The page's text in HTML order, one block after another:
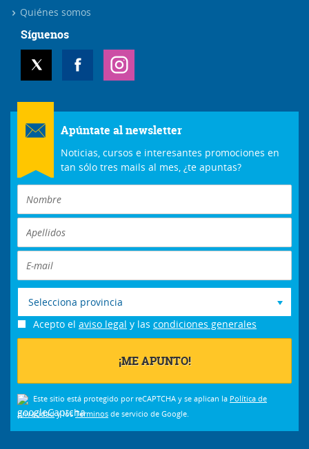
Quiénes somos
Síguenos
Apúntate al newsletter
Noticias, cursos e interesantes promociones en
tan sólo tres mails al mes, ¿te apuntas?
Selecciona provincia
Acepto el aviso legal y las condiciones generales
Este sitio está protegido por reCAPTCHA y se aplican la Política de
privacidady losTérminos de servicio de Google.